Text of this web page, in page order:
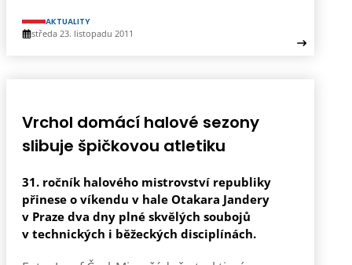
AKTUALITY
středa 23. listopadu 2011
Vrchol domácí halové sezony
slibuje špičkovou atletiku
31. ročník halového mistrovství republiky
přinese o víkendu v hale Otakara Jandery
v Praze dva dny plné skvělých soubojů
v technických i běžeckých disciplínách.